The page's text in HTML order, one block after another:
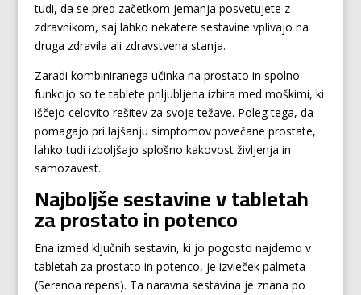
tudi, da se pred začetkom jemanja posvetujete z
zdravnikom, saj lahko nekatere sestavine vplivajo na
druga zdravila ali zdravstvena stanja.
Zaradi kombiniranega učinka na prostato in spolno
funkcijo so te tablete priljubljena izbira med moškimi, ki
iščejo celovito rešitev za svoje težave. Poleg tega, da
pomagajo pri lajšanju simptomov povečane prostate,
lahko tudi izboljšajo splošno kakovost življenja in
samozavest.
Najboljše sestavine v tabletah
za prostato in potenco
Ena izmed ključnih sestavin, ki jo pogosto najdemo v
tabletah za prostato in potenco, je izvleček palmeta
(Serenoa repens). Ta naravna sestavina je znana po